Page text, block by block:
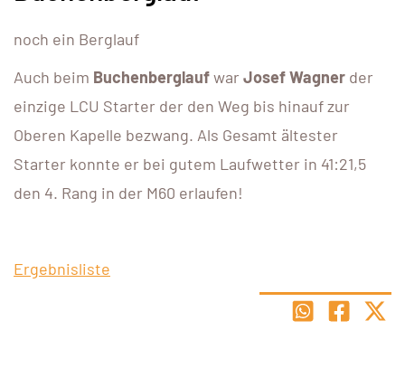
noch ein Berglauf
Auch beim Buchenberglaufwar Josef Wagner der
einzige LCU Starter der den Weg bis hinauf zur
Oberen Kapelle bezwang. Als Gesamt ältester
Starter konnte er bei gutem Laufwetter in 41:21,5
den 4. Rang in der M60 erlaufen!
Ergebnisliste